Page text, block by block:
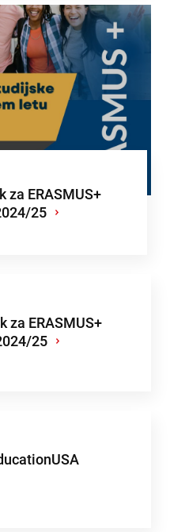
ERASMUS+
25 ›
za ERASMUS+
25 ›